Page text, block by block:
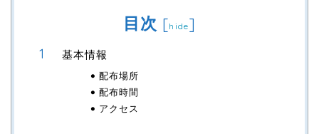
目次 [hide]
基本情報
配布場所
配布時間
アクセス